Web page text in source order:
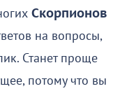
Скорпионов
на вопросы,
Станет проще
потому что вы